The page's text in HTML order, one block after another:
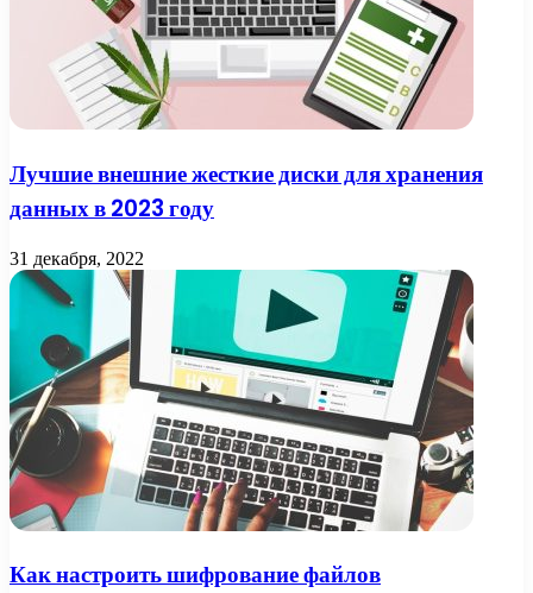
Лучшие внешние жесткие диски для хранения
данных в 2023 году
31 декабря, 2022
Как настроить шифрование файлов